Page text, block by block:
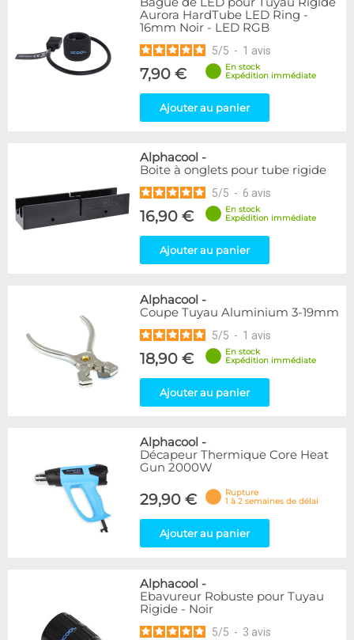
Aurora HardTube LED Ring -
16mm Noir - LED RGB
5/5 - 1 avis
7,90 €
En stock
Expédition immédiate
Ajouter au panier
Alphacool -
Boite à onglets pour tube rigide
5/5 - 6 avis
16,90 €
En stock
Expédition immédiate
Ajouter au panier
Alphacool -
Coupe Tuyau Aluminium 3-19mm
5/5 - 1 avis
18,90 €
En stock
Expédition immédiate
Ajouter au panier
Alphacool -
Décapeur Thermique Core Heat
Gun 2000W
29,90 €
Rupture
1 à 2 semaines de délai
Ajouter au panier
Alphacool -
Ebavureur Robuste pour Tuyau
Rigide - Noir
5/5 - 3 avis